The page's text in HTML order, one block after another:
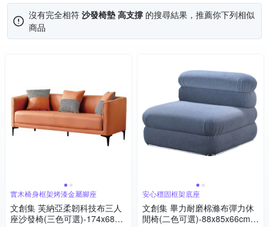
沒有完全相符 沙發椅墊 高支撐的搜尋結果，推薦你下列相似
商品
實木椅身框架烤漆金屬腳座
文創集 芙納亞柔韌科技布三人
座沙發椅(三色可選)-174x68x6
安心穩固框架底座
文創集 畢力耐磨棉滌布彈力休
閒椅(二色可選)-88x85x66cm免